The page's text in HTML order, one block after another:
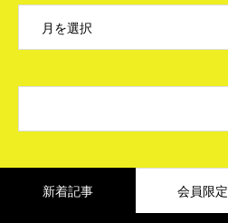
新着記事 会員限定